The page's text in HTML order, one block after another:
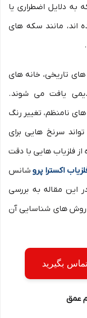
به دلایل اضطراری یا
اند، مانند سکه های
تاریخی، خانه های
یافت می شوند.
نامنظم، تغییر رنگ
سرنخ هایی برای
فلزیاب هایی با دقت
اکسترا پرو شانس
این مقاله به بررسی
روش های شناسایی آن
بگیرید
عمق